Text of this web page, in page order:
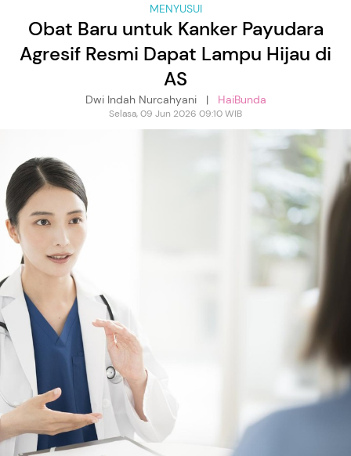
MENYUSUI
Obat Baru untuk Kanker Payudara
Agresif Resmi Dapat Lampu Hijau di
AS
Dwi Indah Nurcahyani | HaiBunda
Selasa, 09 Jun 2026 09:10 WIB